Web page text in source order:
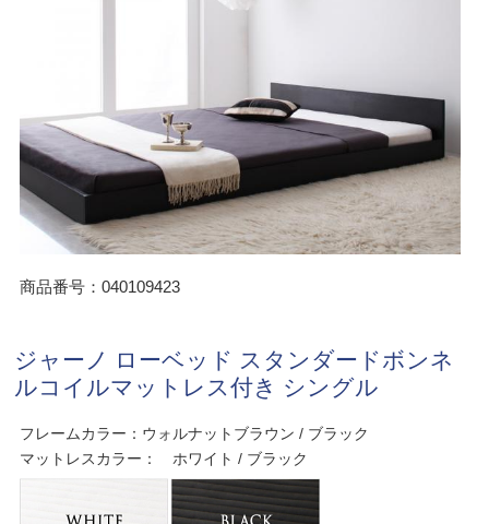
商品番号：040109423
ジャーノ ローベッド スタンダードボンネ
ルコイルマットレス付き シングル
フレームカラー：ウォルナットブラウン / ブラック
マットレスカラー： ホワイト / ブラック